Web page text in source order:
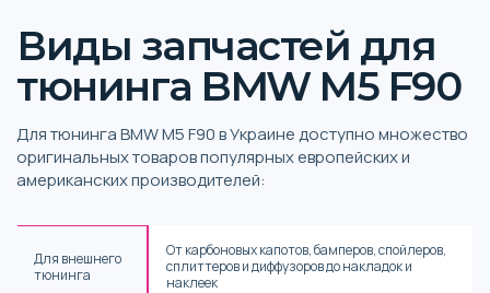
Виды запчастей для
тюнинга BMW M5 F90
Для тюнинга BMW M5 F90 в Украине доступно множество
оригинальных товаров популярных европейских и
американских производителей:
Для внешнего
тюнинга
От карбоновых капотов, бамперов, спойлеров,
сплиттеров и диффузоров до накладок и
наклеек